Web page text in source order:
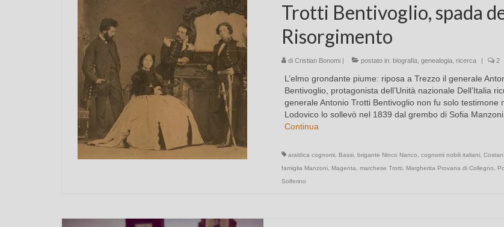
Trotti Bentivoglio, spada
Risorgimento
di Cristian Bonomi| postato in: biografia, genealogia, ricerca | 2
L’elmo grondante piume: riposa a Trezzo il generale
Bentivoglio, protagonista dell’Unità nazionale Dell’Italia
generale Antonio Trotti Bentivoglio non fu solo testimone
Lodovico lo sollevò nel 1839 dal grembo di Sofia
Continua
araldica cognomi, Bassi, brigante Ninco Nanco cognomi nobili italiani,
famiglia Manzoni, Magenta marchese Trotti, Margherita Provana di Collegno
Solferino